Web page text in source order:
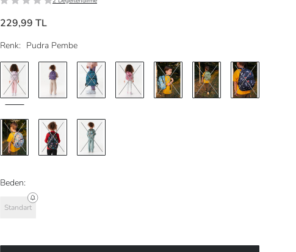
229,99 TL
Renk: Pudra Pembe
Beden:
Standart